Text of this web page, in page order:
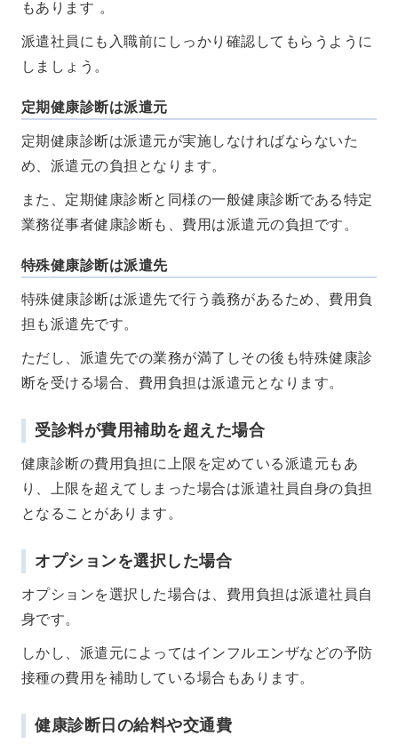
もあります 。
派遣社員にも入職前にしっかり確認してもらうように
しましょう。
定期健康診断は派遣元
定期健康診断は派遣元が実施しなければならないた
め、派遣元の負担となります。
また、定期健康診断と同様の一般健康診断である特定
業務従事者健康診断も、費用は派遣元の負担です。
特殊健康診断は派遣先
特殊健康診断は派遣先で行う義務があるため、費用負
担も派遣先です。
ただし、派遣先での業務が満了しその後も特殊健康診
断を受ける場合、費用負担は派遣元となります。
受診料が費用補助を超えた場合
健康診断の費用負担に上限を定めている派遣元もあ
り、上限を超えてしまった場合は派遣社員自身の負担
となることがあります。
オプションを選択した場合
オプションを選択した場合は、費用負担は派遣社員自
身です。
しかし、派遣元によってはインフルエンザなどの予防
接種の費用を補助している場合もあります。
健康診断日の給料や交通費